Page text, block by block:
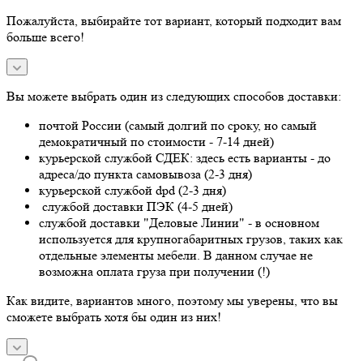
Пожалуйста, выбирайте тот вариант, который подходит вам
больше всего!
Вы можете выбрать один из следующих способов доставки:
почтой России (самый долгий по сроку, но самый
демократичный по стоимости - 7-14 дней)
курьерской службой СДЕК: здесь есть варианты - до
адреса/до пункта самовывоза (2-3 дня)
курьерской службой dpd (2-3 дня)
службой доставки ПЭК (4-5 дней)
службой доставки "Деловые Линии" - в основном
используется для крупногабаритных грузов, таких как
отдельные элементы мебели. В данном случае не
возможна оплата груза при получении (!)
Как видите, вариантов много, поэтому мы уверены, что вы
сможете выбрать хотя бы один из них!